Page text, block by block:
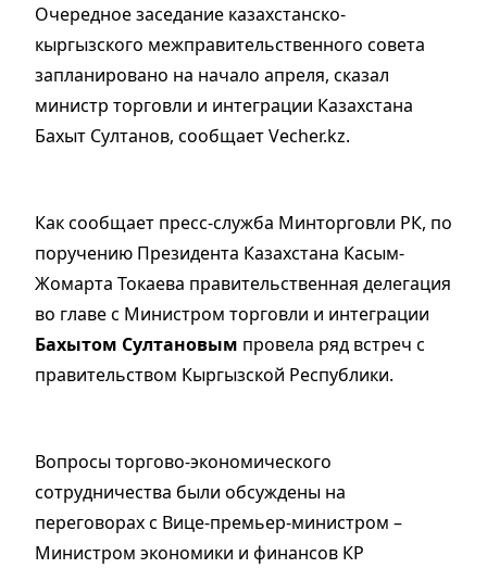
Очередное заседание казахстанско-
кыргызского межправительственного совета
запланировано на начало апреля, сказал
министр торговли и интеграции Казахстана
Бахыт Султанов, сообщает Vecher.kz.
Как сообщает пресс-служба Минторговли РК, по
поручению Президента Казахстана Касым-
Жомарта Токаева правительственная делегация
во главе с Министром торговли и интеграции
Бахытом Султановым провела ряд встреч с
правительством Кыргызской Республики.
Вопросы торгово-экономического
сотрудничества были обсуждены на
переговорах с Вице-премьер-министром –
Министром экономики и финансов КР